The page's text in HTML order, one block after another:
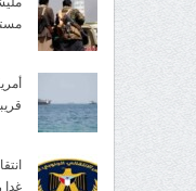
غدا